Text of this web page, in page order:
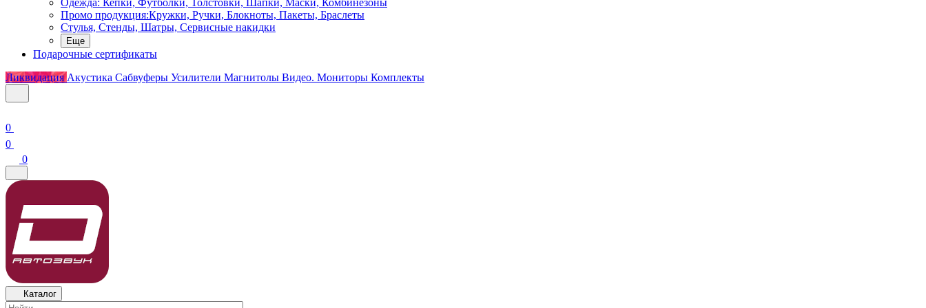
Одежда: Кепки, Футболки, Толстовки, Шапки, Маски, Комбинезоны
Промо продукция:Кружки, Ручки, Блокноты, Пакеты, Браслеты
Стулья, Стенды, Шатры, Сервисные накидки
Еще
Подарочные сертификаты
Ликвидация Акустика Сабвуферы Усилители Магнитолы Видео. Мониторы Комплекты
0
0
0
Каталог